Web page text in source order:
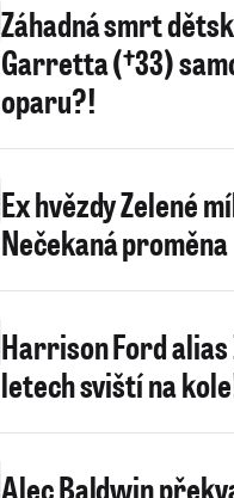
Záhadná smrt
Garretta (†33)
oparu?!
Ex hvězdy Zelené
Nečekaná proměna
Harrison Ford
letech sviští na
Alec Baldwin